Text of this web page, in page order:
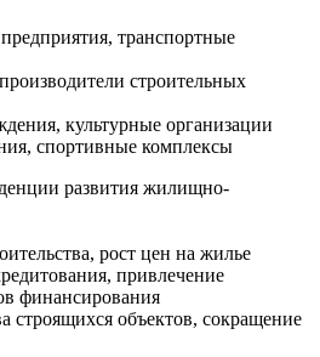
транспортные
строительных
культурные организации
спортивные комплексы
развития жилищно-
рост цен на жилье
привлечение
финансирования
строящихся объектов, сокращение